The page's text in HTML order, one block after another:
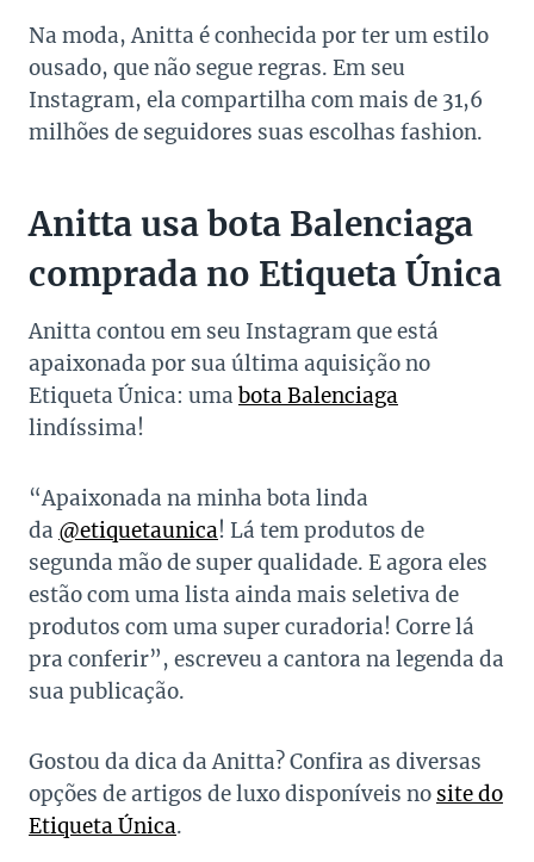
Na moda, Anitta é conhecida por ter um estilo
ousado, que não segue regras. Em seu
Instagram, ela compartilha com mais de 31,6
milhões de seguidores suas escolhas fashion.
Anitta usa bota Balenciaga
comprada no Etiqueta Única
Anitta contou em seu Instagram que está
apaixonada por sua última aquisição no
Etiqueta Única: uma bota Balenciaga
lindíssima!
“Apaixonada na minha bota linda
da @etiquetaunica! Lá tem produtos de
segunda mão de super qualidade. E agora eles
estão com uma lista ainda mais seletiva de
produtos com uma super curadoria! Corre lá
pra conferir”, escreveu a cantora na legenda da
sua publicação.
Gostou da dica da Anitta? Confira as diversas
opções de artigos de luxo disponíveis no site do
Etiqueta Única.